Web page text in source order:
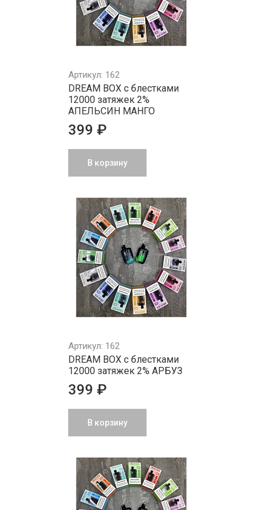
Артикул: 162
DREAM BOX с блестками
12000 затяжек 2%
АПЕЛЬСИН МАНГО
399 ₽
В корзину
Артикул: 162
DREAM BOX с блестками
12000 затяжек 2% АРБУЗ
399 ₽
В корзину